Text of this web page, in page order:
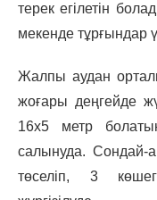
терек егілетін
мекенде тұрғындар
Жалпы аудан
жоғары деңгейде
16х5 метр
салынуда. Сондай-
төселіп, 3